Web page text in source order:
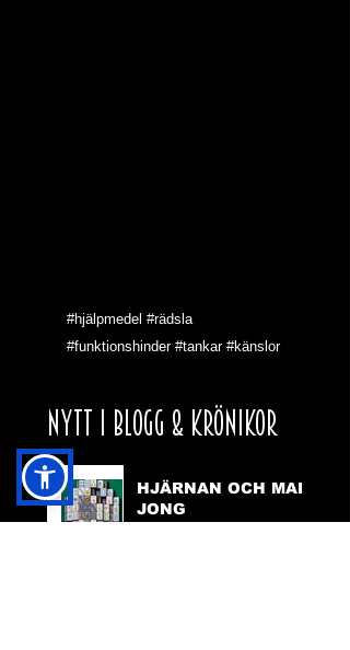
#hjälpmedel #rädsla
#funktionshinder #tankar #känslor
NYTT I BLOGG & KRÖNIKOR
HJÄRNAN OCH MAH
JONG